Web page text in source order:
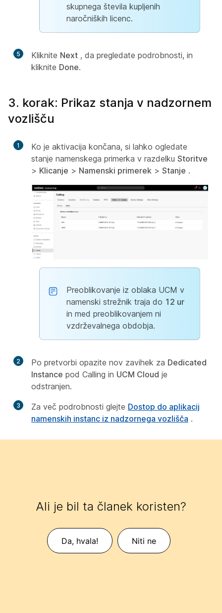
skupnega števila kupljenih
naročniških licenc.
5 Kliknite Next , da pregledate podrobnosti, in
kliknite Done.
3. korak: Prikaz stanja v nadzornem
vozlišču
1
Ko je aktivacija končana, si lahko ogledate
stanje namenskega primerka v razdelku Storitve
> Klicanje > Namenski primerek > Stanje .
Preoblikovanje iz oblaka UCM v
namenski strežnik traja do 12 ur
in med preoblikovanjem ni
vzdrževalnega obdobja.
2 Po pretvorbi opazite nov zavihek za Dedicated
Instance pod Calling in UCM Cloud je
odstranjen.
3 Za več podrobnosti glejte Dostop do aplikacij
namenskih instanc iz nadzornega vozlišča .
Ali je bil ta članek koristen?
Da, hvala! Niti ne